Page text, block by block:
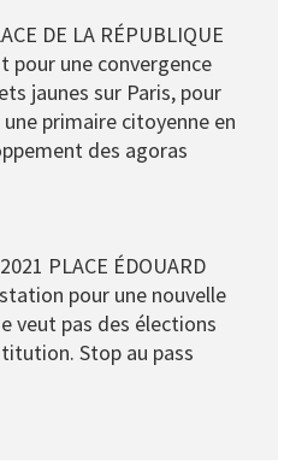
DE LA RÉPUBLIQUE
pour une convergence
jaunes sur Paris, pour
primaire citoyenne en
des agoras
PLACE ÉDOUARD
pour une nouvelle
veut pas des élections
Stop au pass